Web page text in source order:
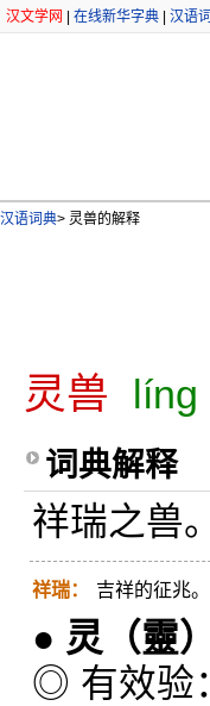
汉文学网 在线新华字典 汉语
汉语词典> 灵兽的解释
灵兽
词典解释
祥瑞之兽。
祥瑞： 吉祥的征兆。
● 灵 （靈）
◎ 有效验